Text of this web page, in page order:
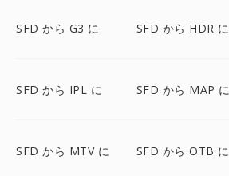
SFD から G3 に SFD から HDR に
SFD から IPL に SFD から MAP に
SFD から MTV に SFD から OTB に